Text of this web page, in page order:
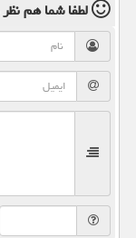
لطفا شما هم